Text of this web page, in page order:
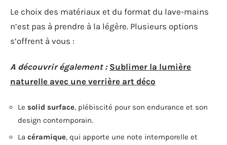
Le choix des matériaux et du format du lave-mains
n’est pas à prendre à la légère. Plusieurs options
s’offrent à vous :
A découvrir également : Sublimer la lumière
naturelle avec une verrière art déco
Le solid surface, plébiscité pour son endurance et son
design contemporain.
La céramique, qui apporte une note intemporelle et